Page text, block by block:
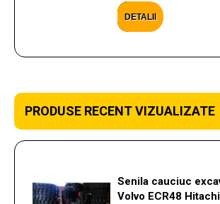
DETALII
PRODUSE RECENT VIZUALIZATE
Senila cauciuc
Volvo ECR48